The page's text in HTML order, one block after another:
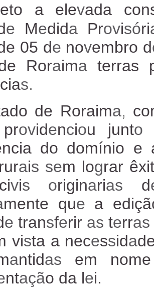
a elevada
e Medida Provisóri
05 de novembro d
Roraimaterras
s.
de Roraima,
providenciou junto
do domínio
rurais sem lograr
civis originarias d
mente que a
e transferir asterr
vista a necessida
antidas em
ntação da lei.